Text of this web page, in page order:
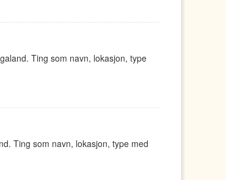
Ting som navn, lokasjon, type
Ting som navn, lokasjon, type med